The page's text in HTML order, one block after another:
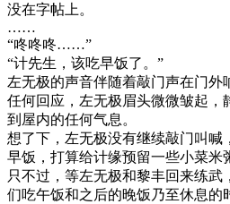
没在字帖上。
……
“咚咚咚……”
“计先生，该吃早饭了。”
左无极的声音伴随着敲门声在门外
任何回应，左无极眉头微微皱起，
到屋内的任何气息。
想了下，左无极没有继续敲门叫喊
早饭，打算给计缘预留一些小菜米
只不过，等左无极和黎丰回来练
们吃午饭和之后的晚饭乃至休息的